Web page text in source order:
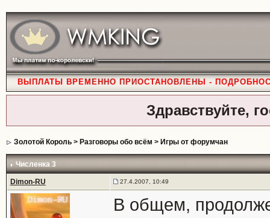
ВЫПЛАТЫ ВРЕМЕННО ПРИОСТАНОВЛЕНЫ -
Здравствуйте,
Золотой Король> Разговоры обо всём > Игры от форумчан
Численка 3
Dimon-RU 27.4.2007, 10:49
В общем,